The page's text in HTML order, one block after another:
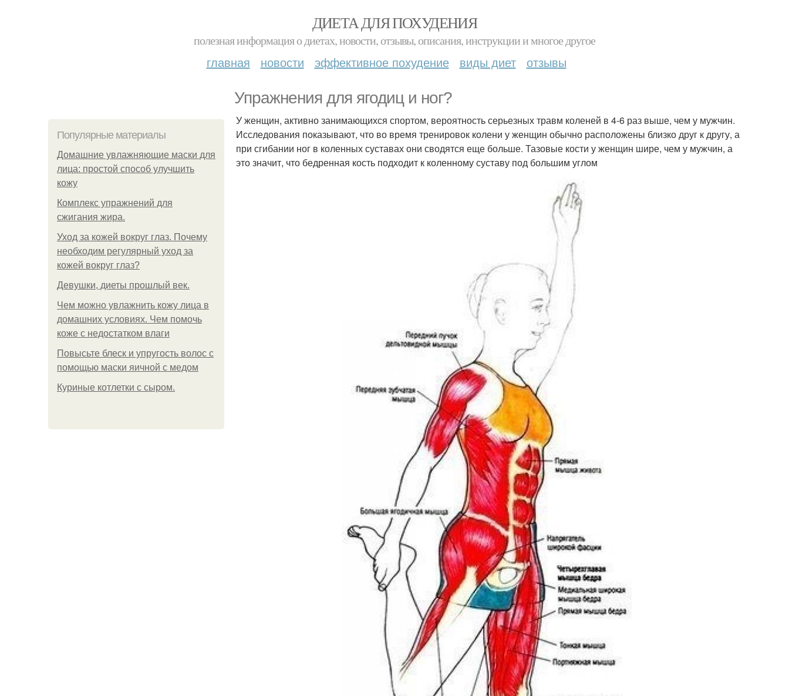
ДИЕТА ДЛЯ ПОХУДЕНИЯ
полезная информация о диетах, новости, отзывы, описания, инструкции и многое другое
главная новости эффективное похудение виды диет отзывы
Упражнения для ягодиц и ног?
Популярные материалы
Домашние увлажняющие маски для
лица: простой способ улучшить
кожу
Комплекс упражнений для
сжигания жира.
Уход за кожей вокруг глаз. Почему
необходим регулярный уход за
кожей вокруг глаз?
Девушки, диеты прошлый век.
Чем можно увлажнить кожу лица в
домашних условиях. Чем помочь
коже с недостатком влаги
Повысьте блеск и упругость волос с
помощью маски яичной с медом
Куриные котлетки с сыром.
У женщин, активно занимающихся спортом, вероятность серьезных травм коленей в 4-6 раз выше, чем у мужчин.
Исследования показывают, что во время тренировок колени у женщин обычно расположены близко друг к другу, а
при сгибании ног в коленных суставах они сводятся еще больше. Тазовые кости у женщин шире, чем у мужчин, а
это значит, что бедренная кость подходит к коленному суставу под большим углом